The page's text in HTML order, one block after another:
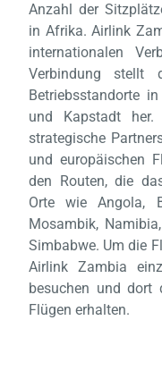
Anzahl der
in Afrika. Airlink
internationalen
Verbindung stellt
Betriebsstandorte
und Kapstadt
strategische
und europäischen
den Routen, die
Orte wie Angola,
Mosambik,
Simbabwe. Um die
Airlink Zambia
besuchen und dort
Flügen erhalten.